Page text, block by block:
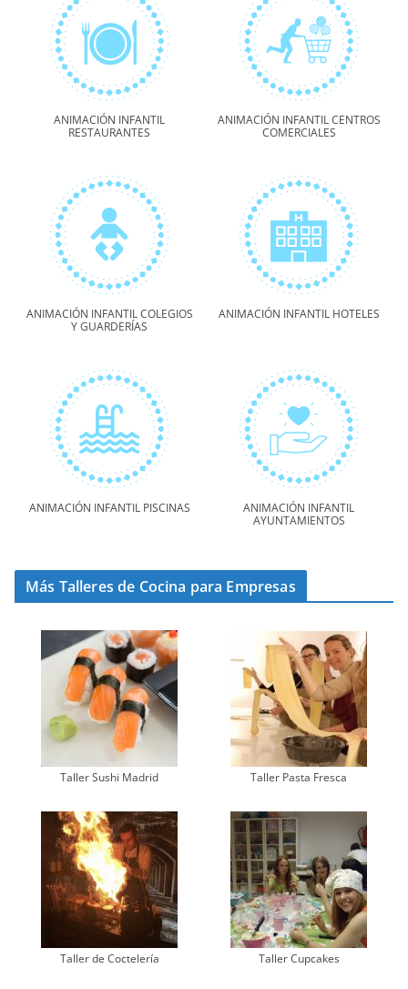
ANIMACIÓN INFANTIL
RESTAURANTES
ANIMACIÓN INFANTIL CENTROS
COMERCIALES
ANIMACIÓN INFANTIL COLEGIOS
Y GUARDERÍAS
ANIMACIÓN INFANTIL HOTELES
ANIMACIÓN INFANTIL PISCINAS
ANIMACIÓN INFANTIL
AYUNTAMIENTOS
Más Talleres de Cocina para Empresas
Taller Sushi Madrid Taller Pasta Fresca
Taller de Coctelería Taller Cupcakes